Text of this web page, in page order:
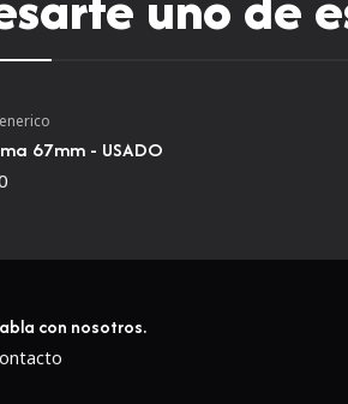
67mm - USADO
con nosotros.